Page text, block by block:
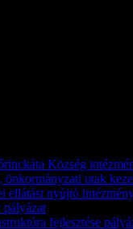
Község
utak
nyújtó
pályázat
fejlesztése